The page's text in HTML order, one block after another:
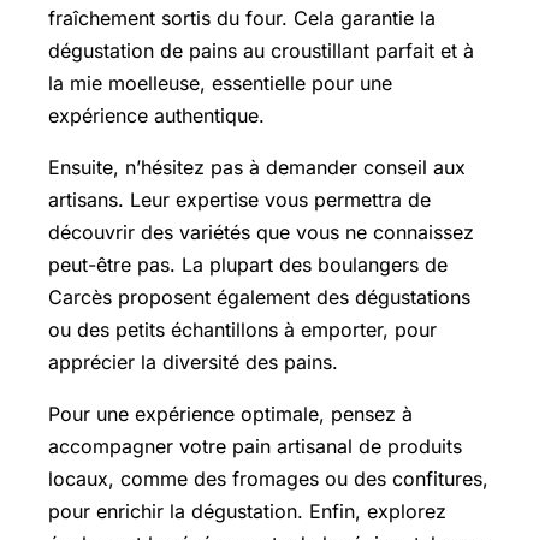
fraîchement sortis du four. Cela garantie la
dégustation de pains au croustillant parfait et à
la mie moelleuse, essentielle pour une
expérience authentique.
Ensuite, n’hésitez pas à demander conseil aux
artisans. Leur expertise vous permettra de
découvrir des variétés que vous ne connaissez
peut-être pas. La plupart des boulangers de
Carcès proposent également des dégustations
ou des petits échantillons à emporter, pour
apprécier la diversité des pains.
Pour une expérience optimale, pensez à
accompagner votre pain artisanal de produits
locaux, comme des fromages ou des confitures,
pour enrichir la dégustation. Enfin, explorez